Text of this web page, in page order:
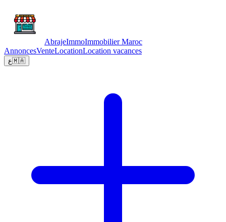
AbrajeImmoImmobilier Maroc
AnnoncesVenteLocationLocation vacances
ع🇲🇦